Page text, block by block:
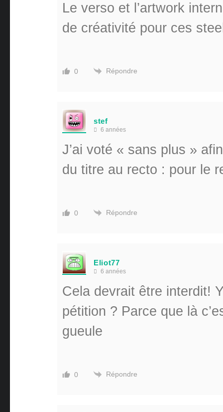
Le verso et l’artwork
de créativité pour ces
0 Répondre
stef
6 années
J’ai voté « sans plus »
du titre au recto : pour le
0 Répondre
Eliot77
6 années
Cela devrait être interdit!
pétition ? Parce que là
gueule
0 Répondre